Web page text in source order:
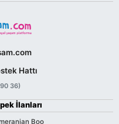
Hattı
36)
İlanları
Boo